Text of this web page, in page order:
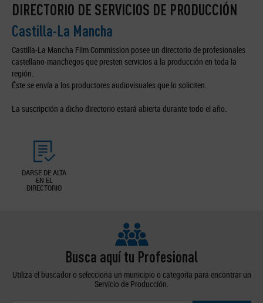
DIRECTORIO DE SERVICIOS DE PRODUCCIÓN
Castilla-La Mancha
Castilla-La Mancha Film Commission posee un directorio de profesionales
castellano-manchegos que presten servicios a la producción en toda la
región.
Éste se envía a los productores audiovisuales que lo soliciten.
La suscripción a dicho directorio estará abierta durante todo el año.
DARSE DE ALTA
EN EL
DIRECTORIO
Busca aquí tu Profesional
Utiliza el buscador o selecciona un municipio o categoría para encontrar un
Servicio de Producción.